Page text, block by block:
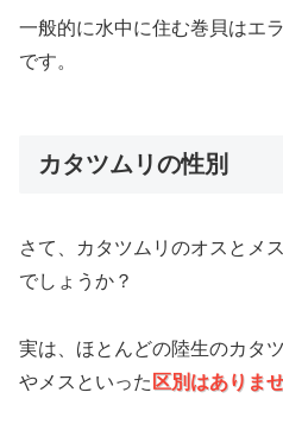
一般的に水中に住む巻貝はエ
です。
カタツムリの性別
さて、カタツムリのオスとメ
でしょうか？
実は、ほとんどの陸生のカタ
やメスといった 区別はありま